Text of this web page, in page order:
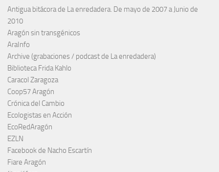
Antigua bitácora de La enredadera. De mayo de 2007 a Junio de
2010
Aragón sin transgénicos
AraInfo
Archive (grabaciones / podcast de La enredadera)
Biblioteca Frida Kahlo
Caracol Zaragoza
Coop57 Aragón
Crónica del Cambio
Ecologistas en Acción
EcoRedAragón
EZLN
Facebook de Nacho Escartín
Fiare Aragón